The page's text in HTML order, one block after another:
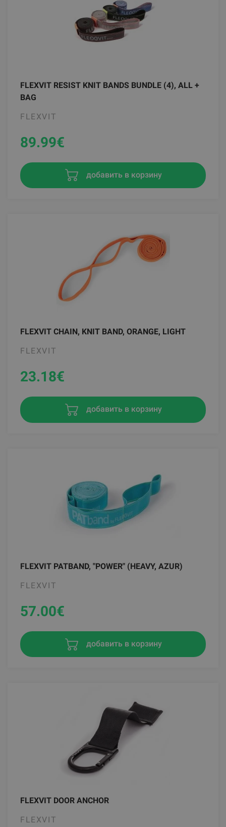
FLEXVIT RESIST KNIT BANDS BUNDLE (4), ALL +
BAG
FLEXVIT
89.99€
добавить в корзину
FLEXVIT CHAIN, KNIT BAND, ORANGE, LIGHT
FLEXVIT
23.18€
добавить в корзину
FLEXVIT PATBAND, "POWER" (HEAVY, AZUR)
FLEXVIT
57.00€
добавить в корзину
FLEXVIT DOOR ANCHOR
FLEXVIT